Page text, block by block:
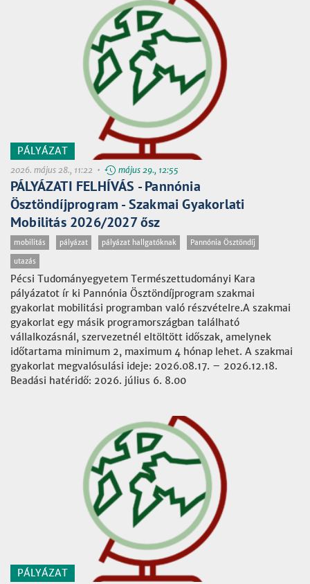
PÁLYÁZAT
2026. május 28., 11:22 • május 29., 12:55
PÁLYÁZATI FELHÍVÁS - Pannónia
Ösztöndíjprogram - Szakmai Gyakorlati
Mobilitás 2026/2027 ősz
mobilitás pályázat pályázat hallgatóknak Pannónia Ösztöndíj
utazás
Pécsi Tudományegyetem Természettudományi Kara
pályázatot ír ki Pannónia Ösztöndíjprogram szakmai
gyakorlat mobilitási programban való részvételre.A szakmai
gyakorlat egy másik programországban található
vállalkozásnál, szervezetnél eltöltött időszak, amelynek
időtartama minimum 2, maximum 4 hónap lehet. A szakmai
gyakorlat megvalósulási ideje: 2026.08.17. – 2026.12.18.
Beadási hatéridő: 2026. július 6. 8.00
PÁLYÁZAT